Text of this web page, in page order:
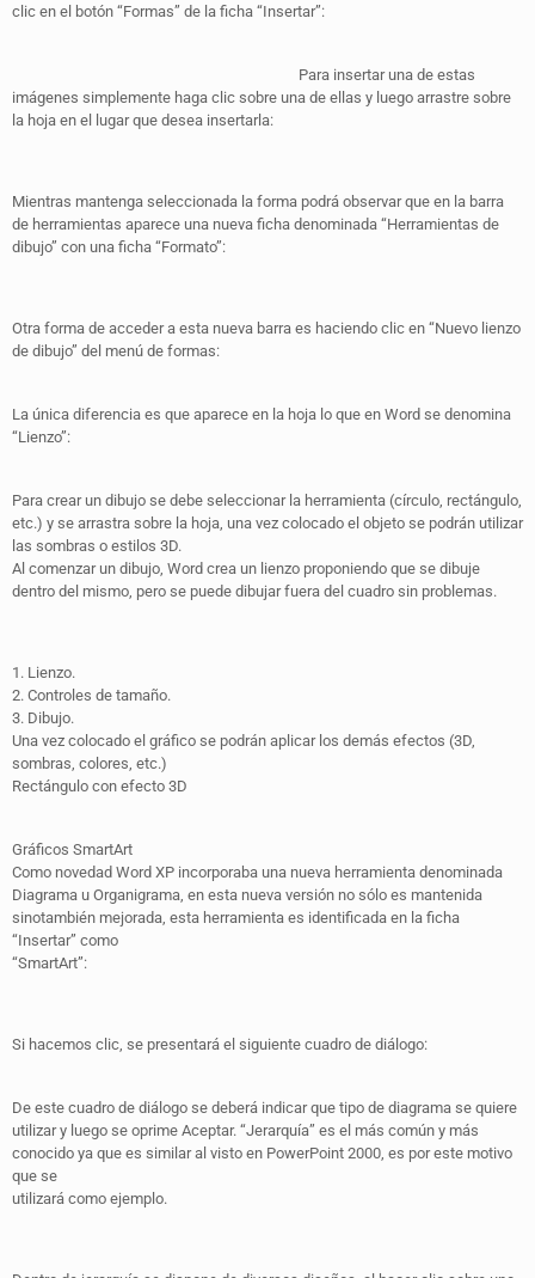
clic en el botón “Formas” de la ficha “Insertar”:
Para insertar una de estas
imágenes simplemente haga clic sobre una de ellas y luego arrastre sobre
la hoja en el lugar que desea insertarla:
Mientras mantenga seleccionada la forma podrá observar que en la barra
de herramientas aparece una nueva ficha denominada “Herramientas de
dibujo” con una ficha “Formato”:
Otra forma de acceder a esta nueva barra es haciendo clic en “Nuevo lienzo
de dibujo” del menú de formas:
La única diferencia es que aparece en la hoja lo que en Word se denomina
“Lienzo”:
Para crear un dibujo se debe seleccionar la herramienta (círculo, rectángulo,
etc.) y se arrastra sobre la hoja, una vez colocado el objeto se podrán utilizar
las sombras o estilos 3D.
Al comenzar un dibujo, Word crea un lienzo proponiendo que se dibuje
dentro del mismo, pero se puede dibujar fuera del cuadro sin problemas.
1. Lienzo.
2. Controles de tamaño.
3. Dibujo.
Una vez colocado el gráfico se podrán aplicar los demás efectos (3D,
sombras, colores, etc.)
Rectángulo con efecto 3D
Gráficos SmartArt
Como novedad Word XP incorporaba una nueva herramienta denominada
Diagrama u Organigrama, en esta nueva versión no sólo es mantenida
sinotambién mejorada, esta herramienta es identificada en la ficha
“Insertar” como
“SmartArt”:
Si hacemos clic, se presentará el siguiente cuadro de diálogo:
De este cuadro de diálogo se deberá indicar que tipo de diagrama se quiere
utilizar y luego se oprime Aceptar. “Jerarquía” es el más común y más
conocido ya que es similar al visto en PowerPoint 2000, es por este motivo
que se
utilizará como ejemplo.